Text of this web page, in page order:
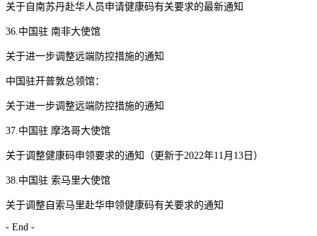
关于自南苏丹赴华人员申请健康码有关要求的最新通知
36.中国驻 南非大使馆
关于进一步调整远端防控措施的通知
中国驻开普敦总领馆：
关于进一步调整远端防控措施的通知
37.中国驻 摩洛哥大使馆
关于调整健康码申领要求的通知（更新于2022年11月13日）
38.中国驻 索马里大使馆
关于调整自索马里赴华申领健康码有关要求的通知
- End -